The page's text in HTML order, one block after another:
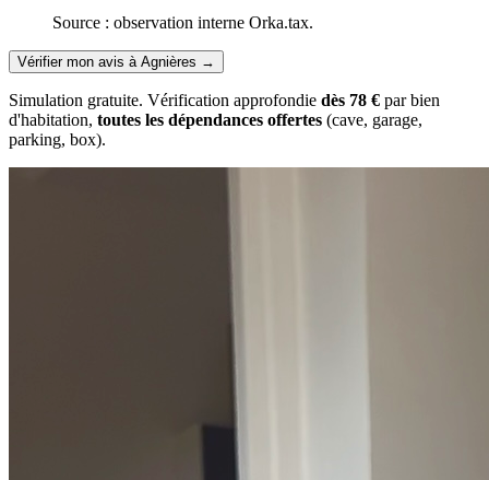
Source : observation interne Orka.tax.
Vérifier mon avis à Agnières →
Simulation gratuite. Vérification approfondie dès 78 € par bien
d'habitation, toutes les dépendances offertes (cave, garage,
parking, box).